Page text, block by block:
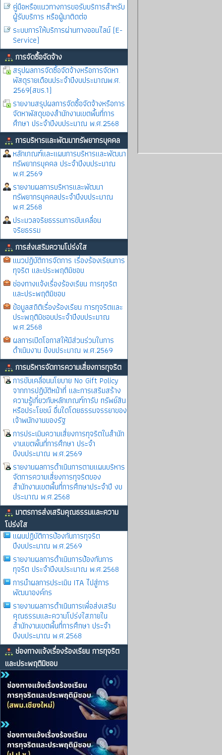
คู่มือหรือแนวทางการขอรับบริการสำหรับ
ผู้รับบริการ หรือผู้มาติดต่อ
ระบบการให้บริการผ่านทางออนไลน์ (E-
Service)
การจัดซื้อจัดจ้าง
สรุปผลการจัดซื้อจัดจ้างหรือการจัดหา
พัสดุรายเดือนประจำปีงบประมาณพ.ศ.
2569(สขร.1)
รายงานสรุปผลการจัดซื้อจัดจ้างหรือการ
จัดหาพัสดุของสำนักงานเขตพื้นที่การ
ศึกษา ประจำปีงบประมาณ พ.ศ.2568
การบริหารและพัฒนาทรัพยากรบุคคล
หลักเกณฑ์และแผนการบริหารและพัฒนา
ทรัพยากรบุคคล ประจำปีงบประมาณ
พ.ศ.2569
รายงานผลการบริหารและพัฒนา
ทรัพยากรบุคคลประจำปีงบประมาณ
พ.ศ.2568
ประมวลจริยธรรมการขับเคลื่อน
จริยธรรม
การส่งเสริมความโปร่งใส
แนวปฏิบัติการจัดการ เรื่องร้องเรียนการ
ทุจริต และประพฤติมิชอบ
ช่องทางแจ้งเรื่องร้องเรียน การทุจริต
และประพฤติมิชอบ
ข้อมูลสถิติเรื่องร้องเรียน การทุจริตและ
ประพฤติมิชอบประจำปีงบประมาณ
พ.ศ.2568
ผลการเปิดโอกาสให้มีส่วนร่วมในการ
ดำเนินงาน ปีงบประมาณ พ.ศ.2569
การบริหารจัดการความเสี่ยงการทุจริต
การขับเคลื่อนนโยบาย No Gift Policy
จากการปฏิบัติหน้าที่ และการเสริมสร้าง
ความรู้เกี่ยวกับหลักเกณฑ์การับ ทรัพย์สิน
หรือประโยชน์ อื่นใดโดยธรรมจรรยาของ
เจ้าพนักงานของรัฐ
การประเมินความเสี่ยงการทุจริตในสำนัก
งานเขตพิ้นที่การศึกษา ประจำ
ปีงบประมาณ พ.ศ.2569
รายงานผลการดำเนินการตามแผนบริหาร
จัดการความเสี่ยงการทุจริตของ
สำนักงานเขตพื้นที่การศึกษาประจำปี งบ
ประมาณ พ.ศ.2568
มาตรการส่งเสริมคุณธรรมและความ
โปร่งใส
แผนปฏิบัติการป้องกันการทุจริต
ปีงบประมาณ พ.ศ.2569
รายงานผลการดําเนินการป้องกันการ
ทุจริต ประจําปีงบประมาณ พ.ศ.2568
การนำผลการประเมิน ITA ไปสู่การ
พัฒนาองค์กร
รายงานผลการดําเนินการเพื่อส่งเสริม
คุณธรรมและความโปร่งใสภายใน
สำนักงานเขตพื้นที่การศึกษา ประจำ
ปีงบประมาณ พ.ศ.2568
ช่องทางแจ้งเรื่องร้องเรียน การทุจริต
และประพฤติมิชอบ